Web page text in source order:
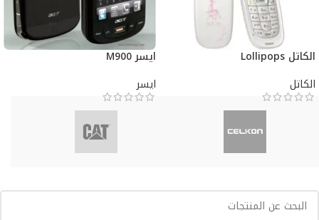
الكاتل Lollipops
الكاتل
ايسر M900
ايسر